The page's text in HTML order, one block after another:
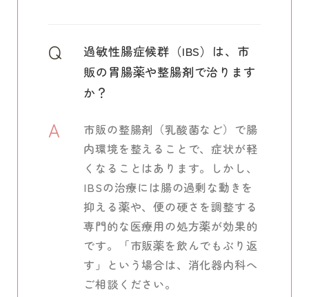
Q
過敏性腸症候群（IBS）は、市
販の胃腸薬や整腸剤で治ります
か？
A
市販の整腸剤（乳酸菌など）で腸
内環境を整えることで、症状が軽
くなることはあります。しかし、
IBSの治療には腸の過剰な動きを
抑える薬や、便の硬さを調整する
専門的な医療用の処方薬が効果的
です。「市販薬を飲んでもぶり返
す」という場合は、消化器内科へ
ご相談ください。